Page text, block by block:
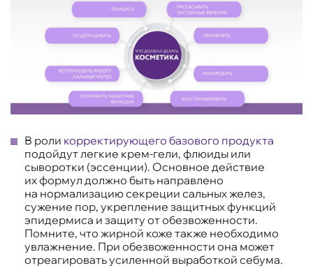
В роли корректирующего базового продукта
подойдут легкие крем-гели, флюиды или
сыворотки (эссенции). Основное действие
их формул должно быть направлено
на нормализацию секреции сальных желез,
сужение пор, укрепление защитных функций
эпидермиса и защиту от обезвоженности.
Помните, что жирной коже также необходимо
увлажнение. При обезвоженности она может
отреагировать усиленной выработкой себума.